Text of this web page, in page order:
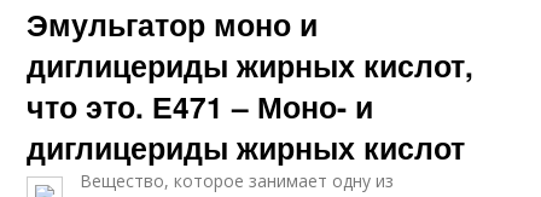
Эмульгатор моно и
диглицериды жирных кислот,
что это. Е471 – Моно- и
диглицериды жирных кислот
Вещество, которое занимает одну из